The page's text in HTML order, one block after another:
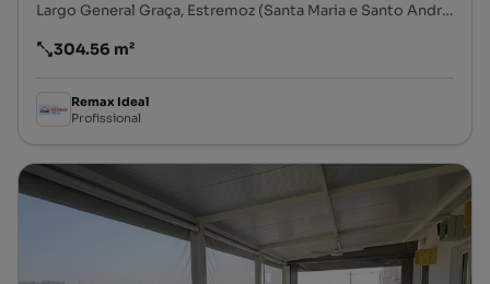
Largo General Graça, Estremoz (Santa Maria e Santo André), Estremoz, Évora
Preço por metro quadrado
304.56 m²
Remax Ideal
Profissional